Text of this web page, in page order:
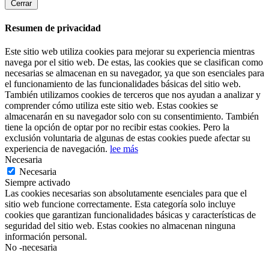
Cerrar
Resumen de privacidad
Este sitio web utiliza cookies para mejorar su experiencia mientras
navega por el sitio web. De estas, las cookies que se clasifican como
necesarias se almacenan en su navegador, ya que son esenciales para
el funcionamiento de las funcionalidades básicas del sitio web.
También utilizamos cookies de terceros que nos ayudan a analizar y
comprender cómo utiliza este sitio web. Estas cookies se
almacenarán en su navegador solo con su consentimiento. También
tiene la opción de optar por no recibir estas cookies. Pero la
exclusión voluntaria de algunas de estas cookies puede afectar su
experiencia de navegación. lee más
Necesaria
Necesaria
Siempre activado
Las cookies necesarias son absolutamente esenciales para que el
sitio web funcione correctamente. Esta categoría solo incluye
cookies que garantizan funcionalidades básicas y características de
seguridad del sitio web. Estas cookies no almacenan ninguna
información personal.
No -necesaria